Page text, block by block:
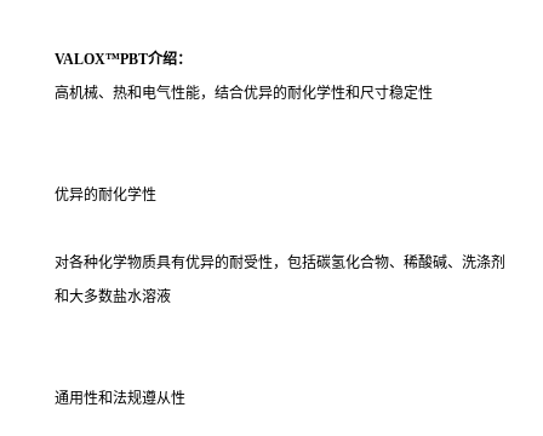
VALOX™PBT介绍：
高机械、热和电气性能，结合优异的耐化学性和尺寸稳定性
优异的耐化学性
对各种化学物质具有优异的耐受性，包括碳氢化合物、稀酸碱、洗涤剂
和大多数盐水溶液
通用性和法规遵从性